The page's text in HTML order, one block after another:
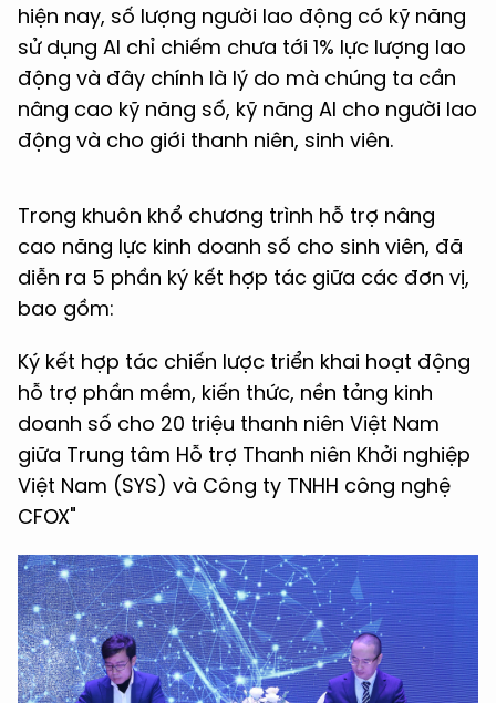
hiện nay, số lượng người lao động có kỹ năng
sử dụng AI chỉ chiếm chưa tới 1% lực lượng lao
động và đây chính là lý do mà chúng ta cần
nâng cao kỹ năng số, kỹ năng AI cho người lao
động và cho giới thanh niên, sinh viên.
Trong khuôn khổ chương trình hỗ trợ nâng
cao năng lực kinh doanh số cho sinh viên, đã
diễn ra 5 phần ký kết hợp tác giữa các đơn vị,
bao gồm:
Ký kết hợp tác chiến lược triển khai hoạt động
hỗ trợ phần mềm, kiến thức, nền tảng kinh
doanh số cho 20 triệu thanh niên Việt Nam
giữa Trung tâm Hỗ trợ Thanh niên Khởi nghiệp
Việt Nam (SYS) và Công ty TNHH công nghệ
CFOX"